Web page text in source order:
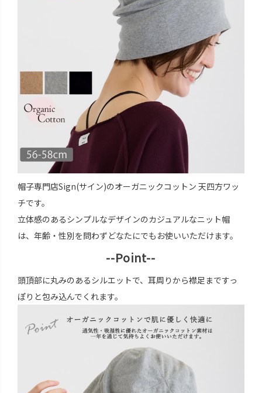
帽子専門店Sign(サイン)のオーガニックコットン 天四方ワッ
チです。
立体感のあるシンプルなデザインのカジュアルなニット帽
は、年齢・性別を問わずどなたにでもお使いいただけます。
--Point--
頭頂部に丸みのあるシルエットで、耳周りから襟足まですっ
ぽりと包み込んでくれます。